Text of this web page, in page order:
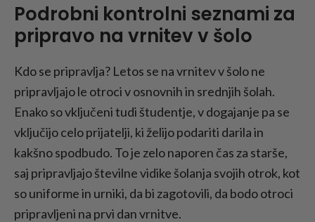
Podrobni kontrolni seznami za
pripravo na vrnitev v šolo
Kdo se pripravlja? Letos se na vrnitev v šolo ne
pripravljajo le otroci v osnovnih in srednjih šolah.
Enako so vključeni tudi študentje, v dogajanje pa se
vključijo celo prijatelji, ki želijo podariti darila in
kakšno spodbudo. To je zelo naporen čas za starše,
saj pripravljajo številne vidike šolanja svojih otrok, kot
so uniforme in urniki, da bi zagotovili, da bodo otroci
pripravljeni na prvi dan vrnitve.